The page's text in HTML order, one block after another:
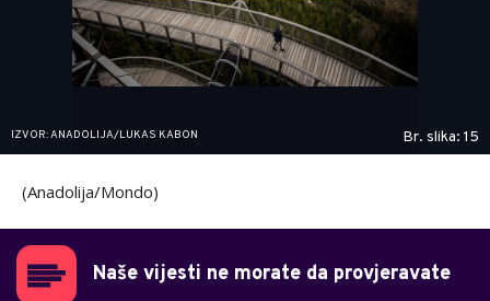
IZVOR: ANADOLIJA/LUKAS KABON Br. slika: 15
(Anadolija/Mondo)
Naše vijesti ne morate da provjeravate